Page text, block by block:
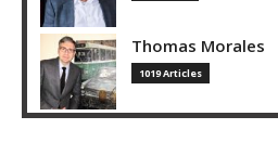
Thomas Morales
1019 Articles